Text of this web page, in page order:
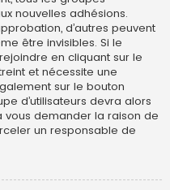
nouvelles adhésions.
d’autres peuvent
être invisibles. Si le
en cliquant sur le
et nécessite une
sur le bouton
d’utilisateurs devra alors
demander la raison de
un responsable de